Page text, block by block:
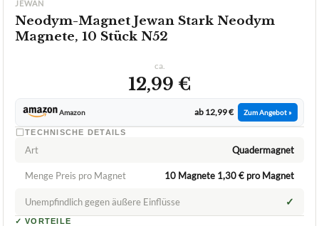
JEWAN
Neodym-Magnet Jewan Stark Neodym
Magnete, 10 Stück N52
ca.
12,99 €
Amazon ab 12,99 € Zum Angebot »
TECHNISCHE DETAILS
Art Quadermagnet
Menge Preis pro Magnet 10 Magnete 1,30 € pro Magnet
Unempfindlich gegen äußere Einflüsse ✓
✓ VORTEILE